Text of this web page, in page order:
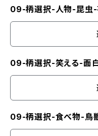
09-柄選択-人物-昆虫-
09-柄選択-笑える-面白
09-柄選択-食べ物-鳥獣